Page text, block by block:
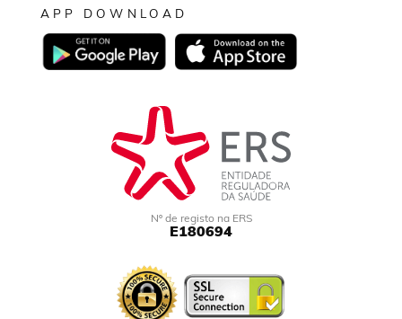
APP DOWNLOAD
Nº de registo na ERS
E180694